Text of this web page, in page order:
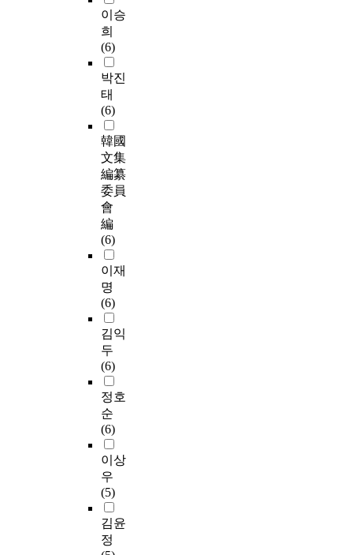
이승
희
(6)
박진
태
(6)
韓國
文集
編纂
委員
會
編
(6)
이재
명
(6)
김익
두
(6)
정호
순
(6)
이상
우
(5)
김윤
정